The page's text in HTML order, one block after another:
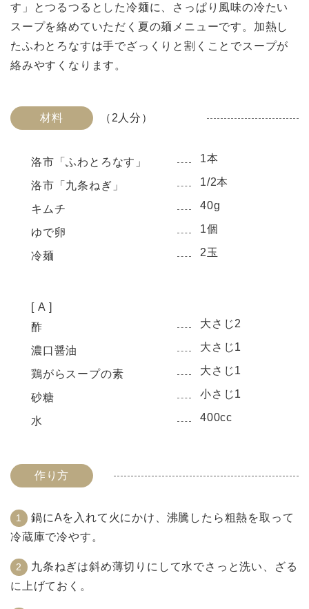
す」とつるつるとした冷麺に、さっぱり風味の冷たい
スープを絡めていただく夏の麺メニューです。加熱し
たふわとろなすは手でざっくりと割くことでスープが
絡みやすくなります。
材料 （2人分）
洛市「ふわとろなす」 1本
洛市「九条ねぎ」 1/2本
キムチ 40g
ゆで卵 1個
冷麺 2玉
[ A ]
酢
大さじ2
濃口醤油 大さじ1
鶏がらスープの素 大さじ1
砂糖 小さじ1
水 400cc
作り方
鍋にAを入れて火にかけ、沸騰したら粗熱を取って
冷蔵庫で冷やす。
九条ねぎは斜め薄切りにして水でさっと洗い、ざる
に上げておく。